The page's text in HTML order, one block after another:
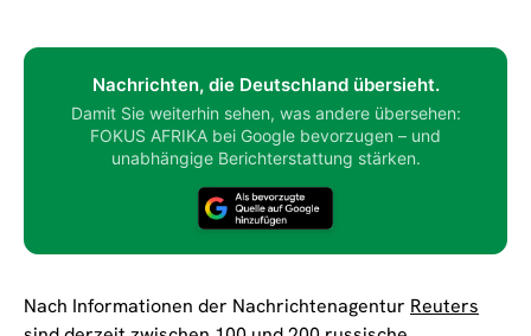
Nachrichten, die Deutschland übersieht.
Damit Sie weiterhin sehen, was andere übersehen:
FOKUS AFRIKA bei Google bevorzugen – und
unabhängige Berichterstattung stärken.
Nach Informationen der Nachrichtenagentur Reuters